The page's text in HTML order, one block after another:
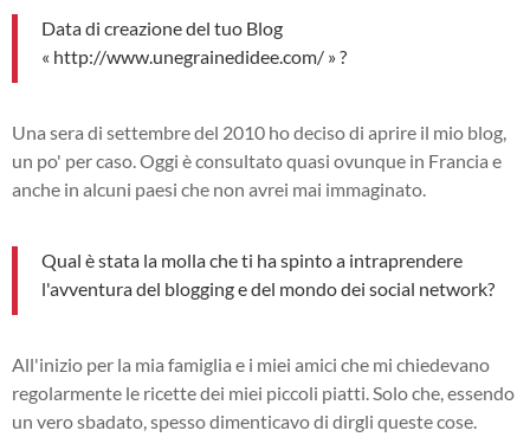
Data di creazione del tuo Blog
« http://www.unegrainedidee.com/ » ?
Una sera di settembre del 2010 ho deciso di aprire il mio blog,
un po' per caso. Oggi è consultato quasi ovunque in Francia e
anche in alcuni paesi che non avrei mai immaginato.
Qual è stata la molla che ti ha spinto a intraprendere
l'avventura del blogging e del mondo dei social network?
All'inizio per la mia famiglia e i miei amici che mi chiedevano
regolarmente le ricette dei miei piccoli piatti. Solo che, essendo
un vero sbadato, spesso dimenticavo di dirgli queste cose.